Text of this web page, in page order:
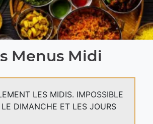
Menus Midi
LES MIDIS. IMPOSSIBLE
DIMANCHE ET LES JOURS